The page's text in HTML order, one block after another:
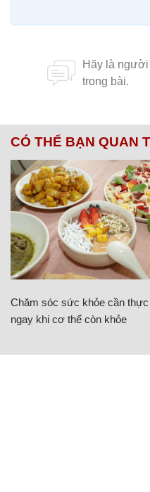
CÓ THỂ BẠN QUAN
Chăm sóc sức khỏe cần thực
ngay khi cơ thể còn khỏe